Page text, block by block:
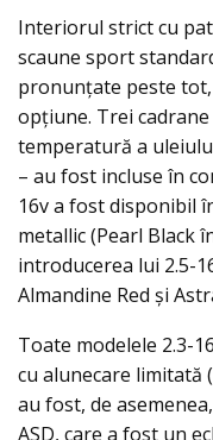
Interiorul strict cu
scaune sport
pronunţate peste
opţiune. Trei
temperatură a
– au fost incluse în
16v a fost disponibil
metallic (Pearl Black
introducerea lui 2.5-
Almandine Red şi
Toate modelele 2.3-
cu alunecare limitată
au fost, de
ASD, care a fost un